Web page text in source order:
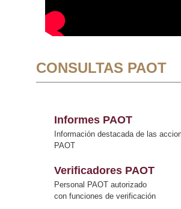
CONSULTAS PAOT
Informes PAOT
Información destacada de las
PAOT
Verificadores PAOT
Personal PAOT autorizado
con funciones de verificación